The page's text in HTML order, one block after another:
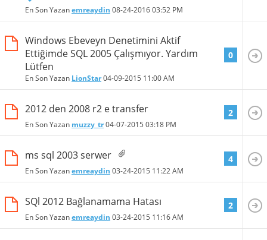
En Son Yazanemreaydin 08-24-201603:52 PM
Windows Ebeveyn Denetimini Aktif
Ettiğimde SQL 2005 Çalışmıyor. Yardım
Lütfen
En Son Yazan LionStar04-09-2015 11:00 AM
0
2012 den 2008 r2 e transfer
En Son Yazan muzzy_tr04-07-2015 03:18 PM
2
ms sql 2003 serwer
En Son Yazanemreaydin 03-24-2015 11:22 AM
4
SQl 2012 Bağlanamama Hatası
En Son Yazanemreaydin 03-24-2015 11:16 AM
2